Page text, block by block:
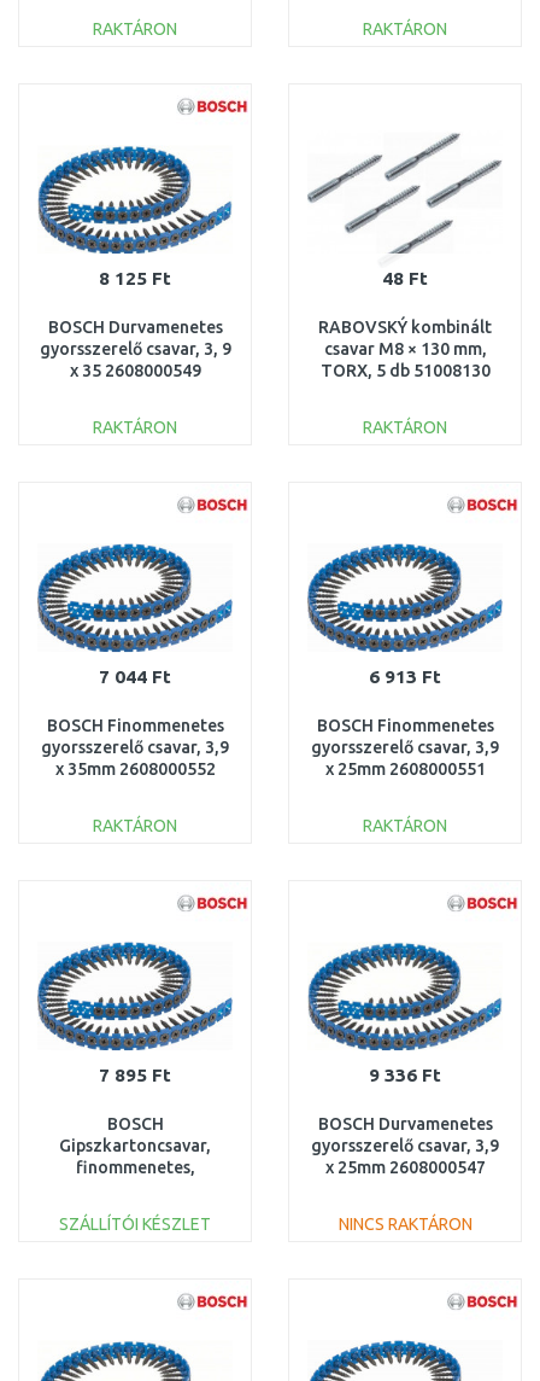
RAKTÁRON
Összehasonlítás
RAKTÁRON
8 125 Ft
BOSCH Durvamenetes
gyorsszerelő csavar, 3, 9
x 35 2608000549
RAKTÁRON
Összehasonlítás
48 Ft
RABOVSKÝ kombinált
csavar M8 × 130 mm,
TORX, 5 db 51008130
RAKTÁRON
Összehasonlítás
7 044 Ft
BOSCH Finommenetes
gyorsszerelő csavar, 3,9
x 35mm 2608000552
RAKTÁRON
Összehasonlítás
6 913 Ft
BOSCH Finommenetes
gyorsszerelő csavar, 3,9
x 25mm 2608000551
RAKTÁRON
Összehasonlítás
7 895 Ft
BOSCH
Gipszkartoncsavar,
finommenetes,
2608000554
SZÁLLÍTÓI KÉSZLET
Összehasonlítás
9 336 Ft
BOSCH Durvamenetes
gyorsszerelő csavar, 3,9
x 25mm 2608000547
NINCS RAKTÁRON
Összehasonlítás